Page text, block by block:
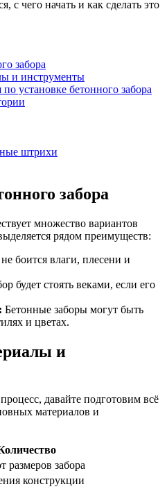
с чего начать и как сделать это
забора
и инструменты
установке бетонного забора
штрихи
забора
множество вариантов
рядом преимуществ:
боится влаги, плесени и
будет стоять веками, если его
Бетонные заборы могут быть
и цветах.
и
давайте подготовим всё
материалов и
размеров забора
конструкции